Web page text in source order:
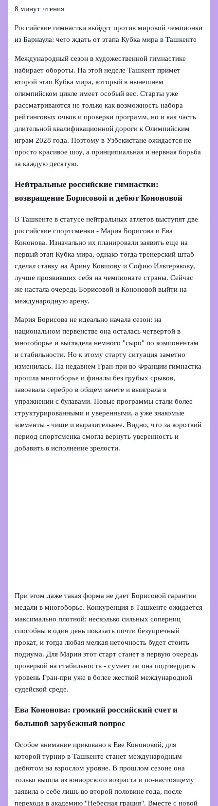
8 минут чтения
Российские гимнастки выйдут против мировой чемпионки
из Барнаула: чего ждать от этапа Кубка мира в Ташкенте
Международный сезон в художественной гимнастике
набирает обороты. На этой неделе Ташкент примет
второй этап Кубка мира, который в нынешнем
олимпийском цикле имеет особый вес. Старты уже
рассматриваются не только как возможность набора
рейтинговых очков и проверки программ, но и как часть
длительной квалификационной дороги к Олимпийским
играм 2028 года. Поэтому в Узбекистане ожидается не
просто красивое шоу, а принципиальная и нервная борьба
за каждую десятую.
Нейтральные российские гимнастки:
возвращение Борисовой и дебют Кононовой
В Ташкенте в статусе нейтральных атлетов выступят две
российские спортсменки - Мария Борисова и Ева
Кононова. Изначально их планировали заявить еще на
первый этап Кубка мира, однако тогда тренерский штаб
сделал ставку на Арину Ковшову и Софию Ильтерякову,
лучше проявивших себя на чемпионате страны. Сейчас
же настала очередь Борисовой и Кононовой выйти на
международную арену.
Мария Борисова не идеально начала сезон: на
национальном первенстве она осталась четвертой в
многоборье и выглядела немного "сыро" по компонентам
и стабильности. Но к этому старту ситуация заметно
изменилась. На недавнем Гран-при во Франции гимнастка
прошла многоборье и финалы без грубых срывов,
завоевала серебро в общем зачете и выиграла в
упражнении с булавами. Новые программы стали более
структурированными и уверенными, а уже знакомые
элементы - чище и выразительнее. Видно, что за короткий
период спортсменка смогла вернуть уверенность и
добавить в исполнение зрелости.
При этом даже такая форма не дает Борисовой гарантии
медали в многоборье. Конкуренция в Ташкенте ожидается
максимально плотной: несколько сильных соперниц
способны в один день показать почти безупречный
прокат, и тогда любая мелкая неточность будет стоить
подиума. Для Марии этот старт станет в первую очередь
проверкой на стабильность - сумеет ли она подтвердить
уровень Гран-при уже в более жесткой международной
судейской среде.
Ева Кононова: громкий российский счет и
большой зарубежный вопрос
Особое внимание приковано к Еве Кононовой, для
которой турнир в Ташкенте станет международным
дебютом на взрослом уровне. В прошлом сезоне она
только вышла из юниорского возраста и по-настоящему
заявила о себе лишь во второй половине года, после
перехода в академию "Небесная грация". Вместе с новой